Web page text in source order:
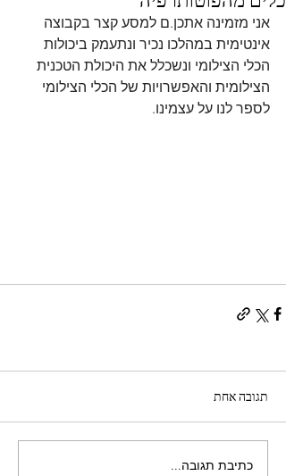
אני מזמינה אתכן.ם למסע קצר בקבוצה
אינטימית במהלכו נכיר ונתעמק ביכולות
הכלי הצילומי ונשכלל את היכולת הטכנית
הצילומית והאפשרויות של הכלי הצילומי
לספר לנו על עצמינו.
תגובה אחת
כתיבת תגובה...